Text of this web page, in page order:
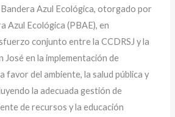
Azul Ecológica, otorgado por
Azul Ecológica (PBAE), en
conjunto entre la CCDRSJ y la
José en la implementación de
favor del ambiente, la salud pública y
la adecuada gestión de
de recursos y la educación